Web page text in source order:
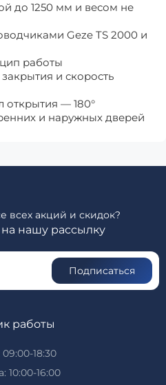
до 1250 мм и весом не
Geze TS 2000 и
работы
и скорость
открытия — 180°
и наружных дверей
всех акций и скидок?
нашу рассылку
Подписаться
работы
18:30
10:00-16:00